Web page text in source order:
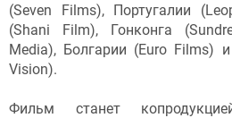
(Seven Films), Португалии
(Shani Film), Гонконга
Media), Болгарии (Euro Films)
Vision).
Фильм станет